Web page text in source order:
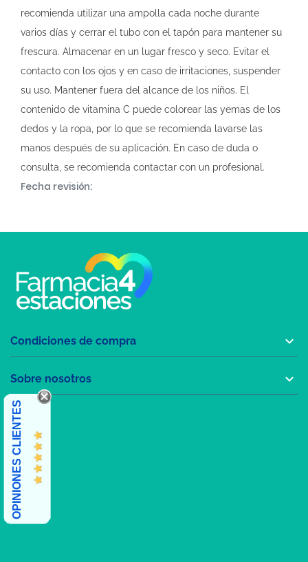
recomienda utilizar una ampolla cada noche durante
varios días y cerrar el tubo con el tapón para mantener su
frescura. Almacenar en un lugar fresco y seco. Evitar el
contacto con los ojos y en caso de irritaciones, suspender
su uso. Mantener fuera del alcance de los niños. El
contenido de vitamina C puede colorear las yemas de los
dedos y la ropa, por lo que se recomienda lavarse las
manos después de su aplicación. En caso de duda o
consulta, se recomienda contactar con un profesional.
Fecha revisión:
Condiciones de compra 
Sobre nosotros 
OPINIONES CLIENTES